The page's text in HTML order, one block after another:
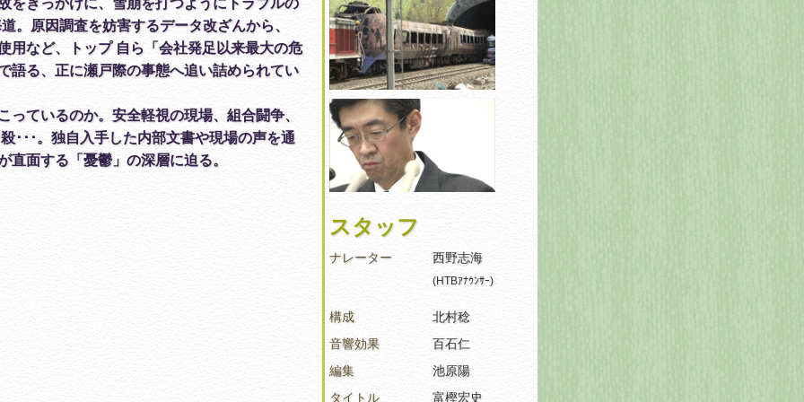
をきっかけに、雪崩を打つようにトラブルの
。原因調査を妨害するデータ改ざんから、
用など、トップ 自ら「会社発足以来最大の危
語る、正に瀬戸際の事態へ追い詰められてい
っているのか。安全軽視の現場、組合闘争、
･･･。独自入手した内部文書や現場の声を通
直面する「憂鬱」の深層に迫る。
スタッフ
ナレーター 西野志海
(HTBｱﾅｳﾝｻｰ)
構成
北村稔
音響効果
百石仁
編集
池原陽
タイトル
富樫宏史